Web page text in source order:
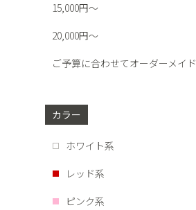
15,000円～
20,000円～
ご予算に合わせてオーダーメイド
カラー
ホワイト系
レッド系
ピンク系